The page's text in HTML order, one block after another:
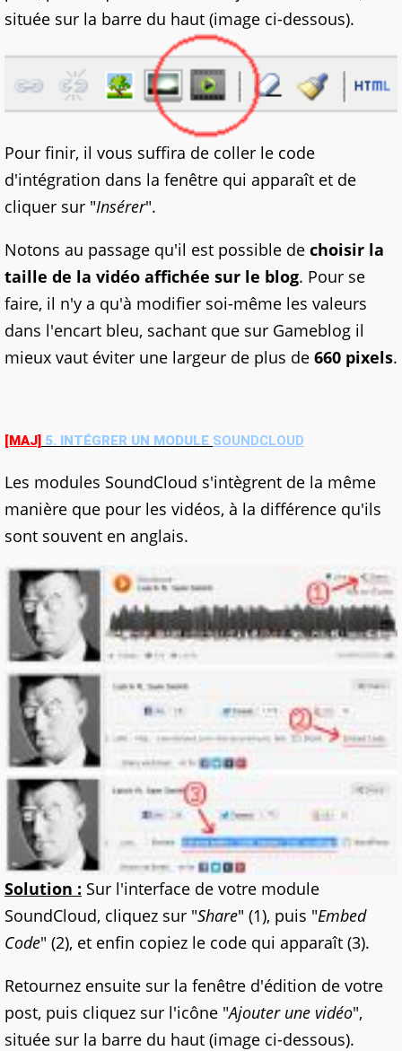
située sur la barre du haut (image ci-dessous).
Pour finir, il vous suffira de coller le code
d'intégration dans la fenêtre qui apparaît et de
cliquer sur "Insérer".
Notons au passage qu'il est possible de choisir la
taille de la vidéo affichée sur le blog. Pour se
faire, il n'y a qu'à modifier soi-même les valeurs
dans l'encart bleu, sachant que sur Gameblog il
mieux vaut éviter une largeur de plus de 660 pixels.
[MAJ] 5. INTÉGRER UN MODULE SOUNDCLOUD
Les modules SoundCloud s'intègrent de la même
manière que pour les vidéos, à la différence qu'ils
sont souvent en anglais.
Solution : Sur l'interface de votre module
SoundCloud, cliquez sur "Share" (1), puis "Embed
Code" (2), et enfin copiez le code qui apparaît (3).
Retournez ensuite sur la fenêtre d'édition de votre
post, puis cliquez sur l'icône "Ajouter une vidéo",
située sur la barre du haut (image ci-dessous).